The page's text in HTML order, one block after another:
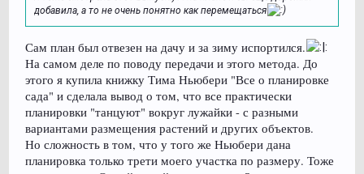
добавила, а то не очень понятно как перемещаться
Сам план был отвезен на дачу и за зиму испортился.
На самом деле по поводу передачи и этого метода. До
этого я купила книжку Тима Ньюбери "Все о планировке
сада" и сделала вывод о том, что все практически
планировки "танцуют" вокруг лужайки - с разными
вариантами размещения растений и других объектов.
Но сложность в том, что у того же Ньюбери дана
планировка только трети моего участка по размеру. Тоже